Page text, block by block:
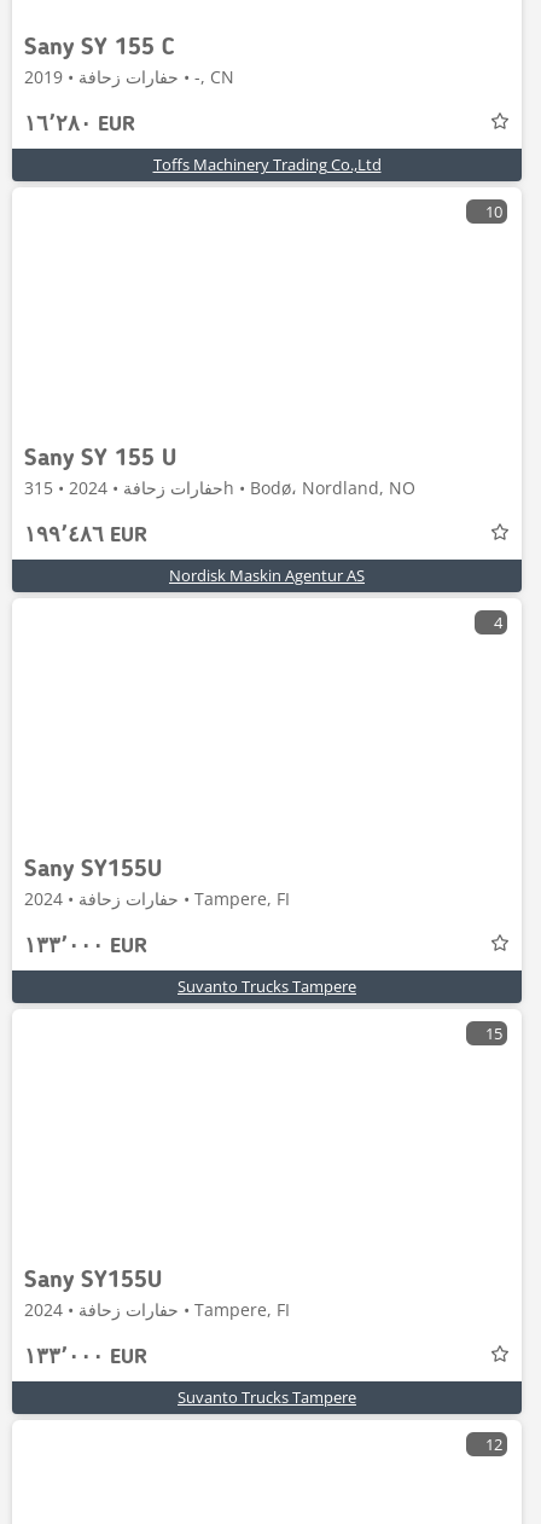
Sany SY 155 C
حفارات زحافة • 2019 • -, CN
١٦٬٢٨٠ EUR
Toffs Machinery Trading Co.,Ltd
10
Sany SY 155 U
حفارات زحافة • 2024 • 315h • Bodø، Nordland, NO
١٩٩٬٤٨٦ EUR
Nordisk Maskin Agentur AS
4
Sany SY155U
حفارات زحافة • 2024 • Tampere, FI
١٣٣٬٠٠٠ EUR
Suvanto Trucks Tampere
15
Sany SY155U
حفارات زحافة • 2024 • Tampere, FI
١٣٣٬٠٠٠ EUR
Suvanto Trucks Tampere
12